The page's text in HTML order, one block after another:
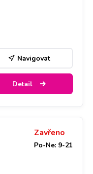
Navigovat
Detail
Zavřeno
Po-Ne: 9-21